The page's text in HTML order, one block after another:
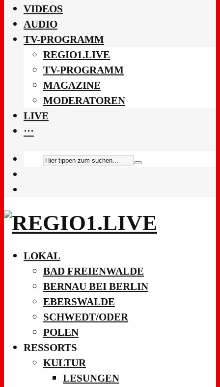
VIDEOS
AUDIO
TV-PROGRAMM
REGIO1.LIVE
TV-PROGRAMM
MAGAZINE
MODERATOREN
LIVE
···
LOKAL
BAD FREIENWALDE
BERNAU BEI BERLIN
EBERSWALDE
SCHWEDT/ODER
POLEN
RESSORTS
KULTUR
LESUNGEN